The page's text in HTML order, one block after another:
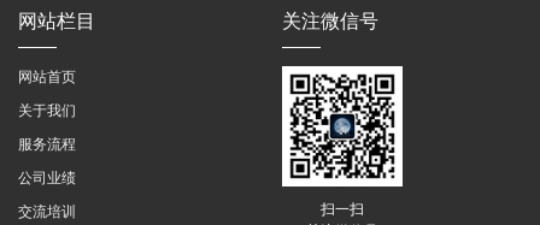
网站栏目
网站首页
关于我们
服务流程
公司业绩
交流培训
关注微信号
扫一扫